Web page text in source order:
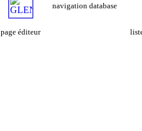
navigation database
page éditeur